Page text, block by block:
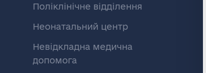
Поліклінічне відділення
Неонатальний центр
Невідкладна медична
допомога